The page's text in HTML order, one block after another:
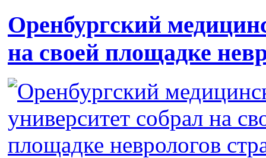
Оренбургский
на своей площадке